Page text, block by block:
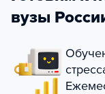
вузы